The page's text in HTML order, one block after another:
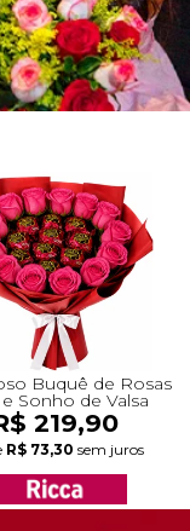
Buquê de Rosas
Sonho de Valsa
219,90
R$ 73,30 sem juros